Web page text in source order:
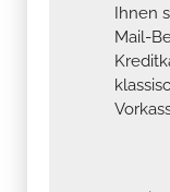
Ihnen
Mail-